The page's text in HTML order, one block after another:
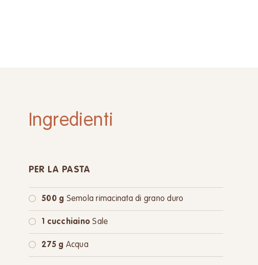
Ingredienti
PER LA PASTA
500 g Semola rimacinata di grano duro
1 cucchiaino Sale
275 g Acqua